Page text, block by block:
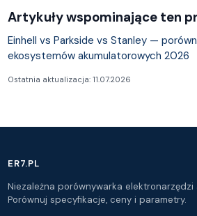
Artykuły wspominające ten
Einhell vs Parkside vs Stanley —
ekosystemów akumulatorowych 2026
Ostatnia aktualizacja: 11.07.2026
ER7.PL
Niezależna porównywarka elektronarzędzi
Porównuj specyfikacje, ceny i parametry.